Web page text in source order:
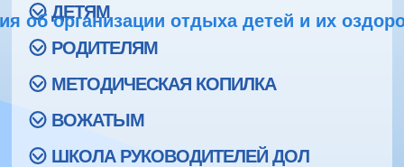
об организации отдыха детей и их
ДЕТЯМ
РОДИТЕЛЯМ
МЕТОДИЧЕСКАЯ КОПИЛКА
ВОЖАТЫМ
ШКОЛА РУКОВОДИТЕЛЕЙ ДОЛ